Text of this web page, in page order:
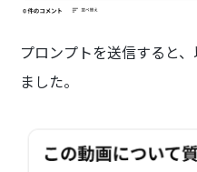
プロンプトを送信すると
ました。